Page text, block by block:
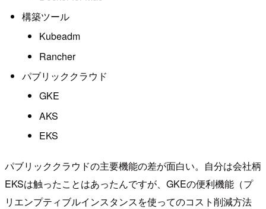
構築ツール
Kubeadm
Rancher
パブリッククラウド
GKE
AKS
EKS
パブリッククラウドの主要機能の差が面白い。自分は会社柄
EKSは触ったことはあったんですが、GKEの便利機能（プ
リエンプティブルインスタンスを使ってのコスト削減方法